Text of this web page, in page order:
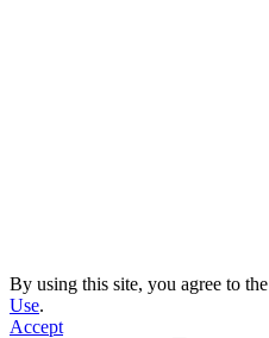
By using this site, you agree to the
Use.
Accept